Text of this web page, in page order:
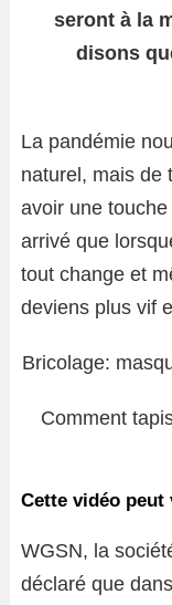
seront à la
disons
La pandémie
naturel, mais de
avoir une
arrivé que
tout change et
deviens plus vif
Bricolage:
Comment
Cette vidéo peut
WGSN, la
déclaré que